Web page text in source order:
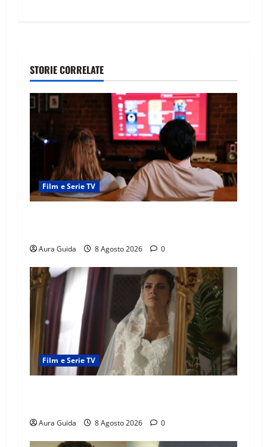
STORIE CORRELATE
Film e Serie TV
Aura Guida 8 Agosto 2026 0
Film e Serie TV
Aura Guida 8 Agosto 2026 0